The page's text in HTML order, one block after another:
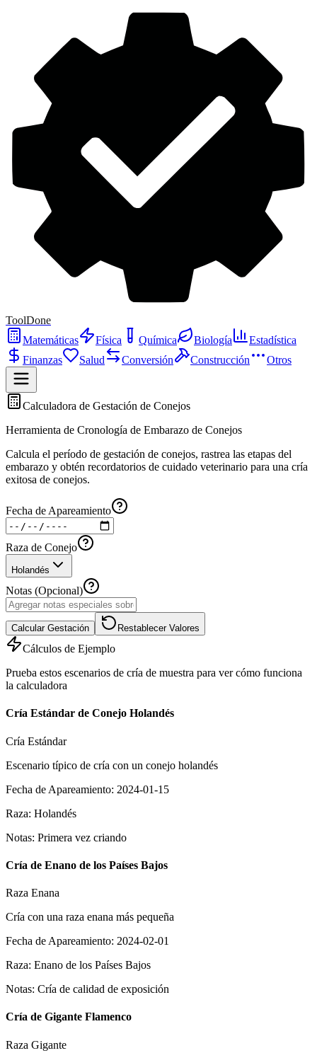
ToolDone
Matemáticas
Física Química Biología
Estadística
Finanzas
Salud Conversión Construcción Otros
Calculadora de Gestación de Conejos
Herramienta de Cronología de Embarazo de Conejos
Calcula el período de gestación de conejos, rastrea las etapas del
embarazo y obtén recordatorios de cuidado veterinario para una cría
exitosa de conejos.
Fecha de Apareamiento
Raza de Conejo
Holandés
Notas (Opcional)
Calcular Gestación Restablecer Valores
Cálculos de Ejemplo
Prueba estos escenarios de cría de muestra para ver cómo funciona
la calculadora
Cría Estándar de Conejo Holandés
Cría Estándar
Escenario típico de cría con un conejo holandés
Fecha de Apareamiento: 2024-01-15
Raza: Holandés
Notas: Primera vez criando
Cría de Enano de los Países Bajos
Raza Enana
Cría con una raza enana más pequeña
Fecha de Apareamiento: 2024-02-01
Raza: Enano de los Países Bajos
Notas: Cría de calidad de exposición
Cría de Gigante Flamenco
Raza Gigante